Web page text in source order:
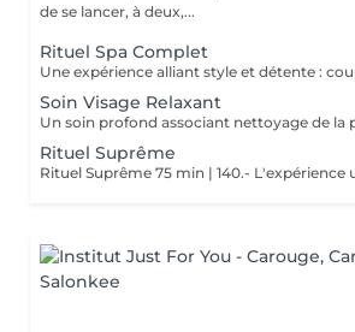
de se lancer, à deux,...
Rituel Spa Complet
Soin Visage Relaxant
Rituel Suprême